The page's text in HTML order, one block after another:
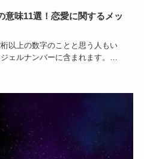
意味11選！恋愛に関するメッ
以上の数字のことと思う人もい
ェルナンバーに含まれます。今